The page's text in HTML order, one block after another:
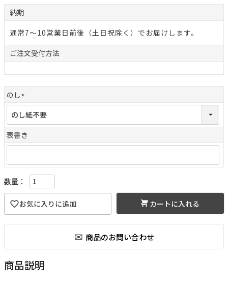
納期
通常7～10営業日前後（土日祝除く）でお届けします。
ご注文受付方法
のし
(
必
須
)
表書き
カートに入れる
商品説明